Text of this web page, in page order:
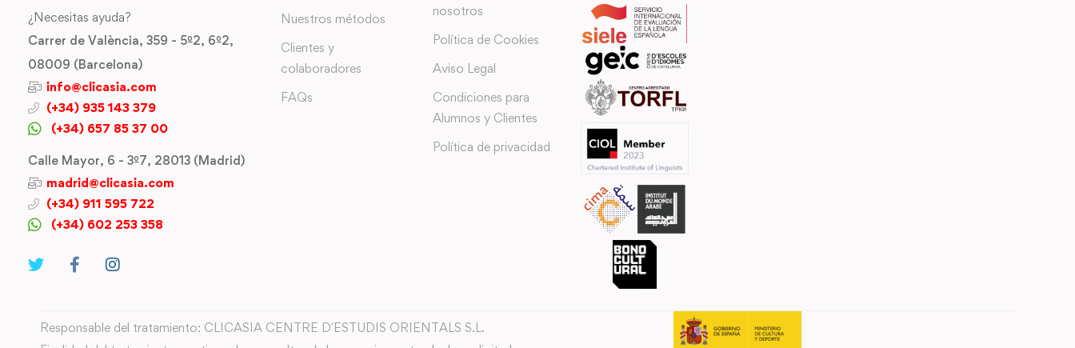
¿Necesitas ayuda?
Carrer de València, 359 - 5º2, 6º2,
08009 (Barcelona)
info@clicasia.com
(+34) 935 143 379
(+34) 657 85 37 00
Calle Mayor, 6 - 3º7, 28013 (Madrid)
madrid@clicasia.com
(+34) 911 595 722
(+34) 602 253 358
Nuestros métodos
Clientes y
colaboradores
FAQs
nosotros
Política de Cookies
Aviso Legal
Condiciones para
Alumnos y Clientes
Política de privacidad
Responsable del tratamiento: CLICASIA CENTRE D´ESTUDIS ORIENTALS S.L.